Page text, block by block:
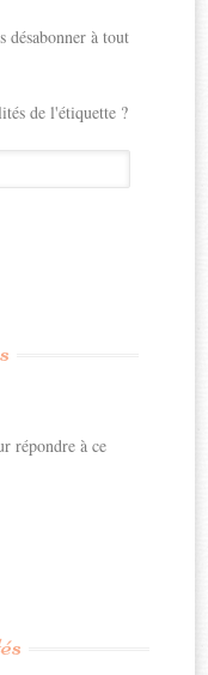
désabonner à tout
de l'étiquette ?
répondre à ce